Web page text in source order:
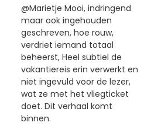
@Marietje Mooi, indringend
maar ook ingehouden
geschreven, hoe rouw,
verdriet iemand totaal
beheerst, Heel subtiel de
vakantiereis erin verwerkt en
niet ingevuld voor de lezer,
wat ze met het vliegticket
doet. Dit verhaal komt
binnen.